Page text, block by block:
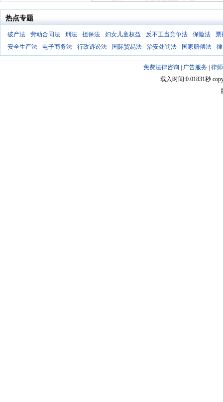
热点专题
破产法 劳动合同法 刑法 担保法 妇女儿童权益 反不正当竞争法 保险法
票
安全生产法
电子商务法 行政诉讼法 国际贸易法 治安处罚法 国家赔偿法
免费法律咨询 广告服务| 律
载入时间:0.01831秒